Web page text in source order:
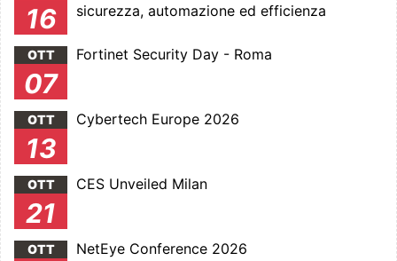
16
sicurezza, automazione ed efficienza
OTT
07
Fortinet Security Day - Roma
OTT
13
Cybertech Europe 2026
OTT
21
CES Unveiled Milan
OTT NetEye Conference 2026